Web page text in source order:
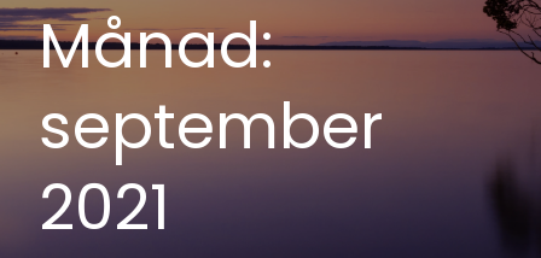
Månad:
september
2021